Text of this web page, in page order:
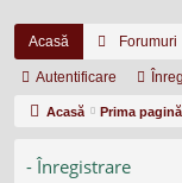
Acasă Forumuri
Autentificare
Acasă Prima pagină
- Înregistrare